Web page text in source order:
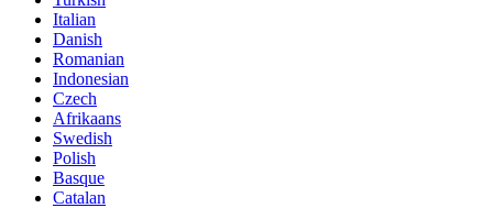
Italian
Danish
Romanian
Indonesian
Czech
Afrikaans
Swedish
Polish
Basque
Catalan